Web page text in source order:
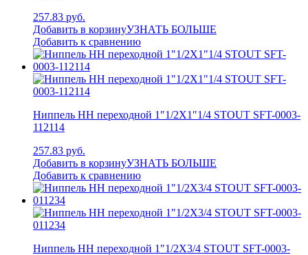
257.83 руб.
Добавить в корзинуУЗНАТЬ БОЛЬШЕ
Добавить к сравнению
Ниппель НН переходной 1″1/2X1″1/4 STOUT SFT-0003-
112114
257.83 руб.
Добавить в корзинуУЗНАТЬ БОЛЬШЕ
Добавить к сравнению
Ниппель НН переходной 1″1/2X3/4 STOUT SFT-0003-